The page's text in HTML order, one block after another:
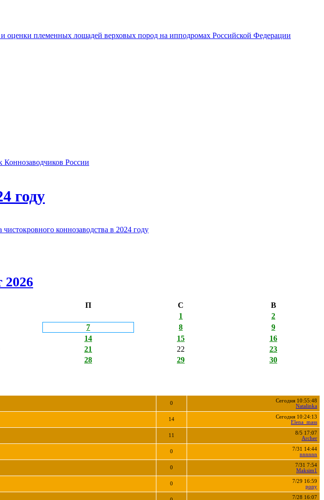
оценки племенных лошадей верховых пород на ипподромах Российской Федерации
России
году
коннозаводства в 2024 году
2026
П С
В
1
2
7 8
9
14 15
16
21 22
23
28 29
30
0
Сегодня 10:55:48
Natalinka
14
Сегодня 10:24:13
Elena_mass
11
8/5 17:07
Archer
0
7/31 14:44
nnnnnn
0
7/31 7:54
Maksim1
0
7/29 16:59
pony
7/28 16:07